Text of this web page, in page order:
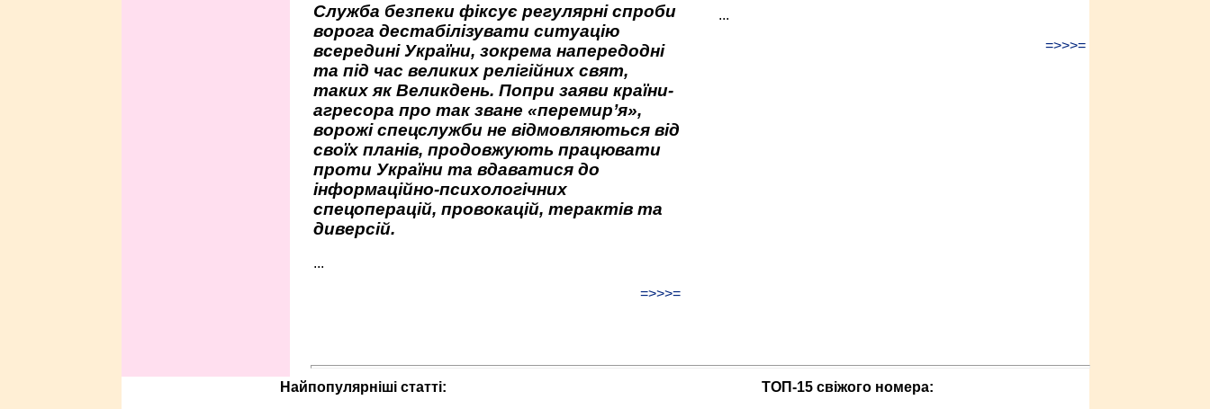
Служба безпеки фіксує регулярні спроби
ворога дестабілізувати ситуацію
всередині України, зокрема напередодні
та під час великих релігійних свят,
таких як Великдень. Попри заяви країни-
агресора про так зване «перемир’я»,
ворожі спецслужби не відмовляються від
своїх планів, продовжують працювати
проти України та вдаватися до
інформаційно-психологічних
спецоперацій, провокацій, терактів та
диверсій.
...
=>>>=
...
=>>>=
Найпопулярніші статті:
ТОП-15 свіжого номера: